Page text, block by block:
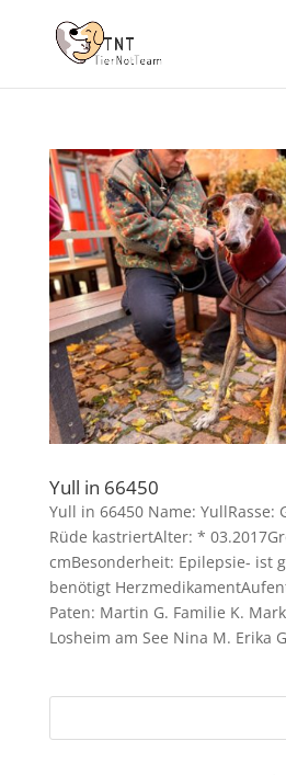
Yull in 66450
Yull in 66450 Name: YullRasse:
Rüde kastriertAlter: *
cmBesonderheit: Epilepsie- ist
benötigt
Paten: Martin G. Familie K.
Losheim am See Nina M. Erika